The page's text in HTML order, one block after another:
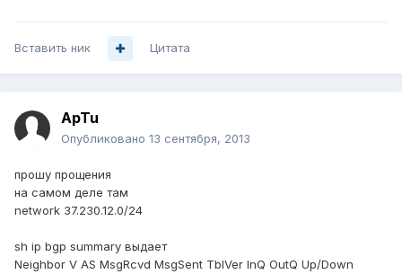
Вставить ник Цитата
ApTu
Опубликовано 13 сентября, 2013
прошу прощения
на самом деле там
network 37.230.12.0/24
sh ip bgp summary выдает
Neighbor V AS MsgRcvd MsgSent TblVer InQ OutQ Up/Down